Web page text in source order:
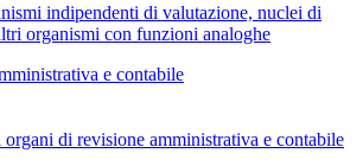
indipendenti di valutazione, nuclei di
organismi con funzioni analoghe
e contabile
di revisione amministrativa e contabile